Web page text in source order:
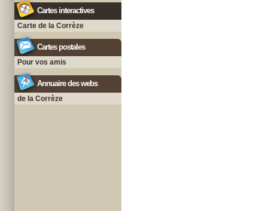
Cartes interactives
Carte de la Corrèze
Cartes postales
Pour vos amis
Annuaire des webs
de la Corrèze